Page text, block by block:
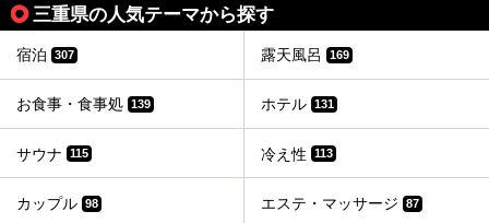
三重県の人気テーマから探す
宿泊 307 露天風呂 169
お食事・食事処 139 ホテル 131
サウナ 115 冷え性 113
カップル 98 エステ・マッサージ 87